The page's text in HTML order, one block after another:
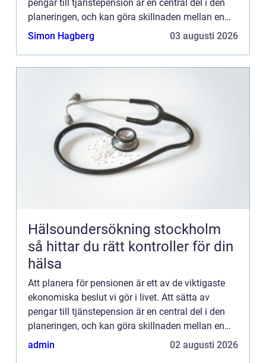
pengar till tjänstepension är en central del i den
planeringen, och kan göra skillnaden mellan en
trygg ålderdom...
Simon Hagberg 03 augusti 2026
Hälsoundersökning stockholm
så hittar du rätt kontroller för din
hälsa
Att planera för pensionen är ett av de viktigaste
ekonomiska beslut vi gör i livet. Att sätta av
pengar till tjänstepension är en central del i den
planeringen, och kan göra skillnaden mellan en
trygg ålderdom...
admin 02 augusti 2026